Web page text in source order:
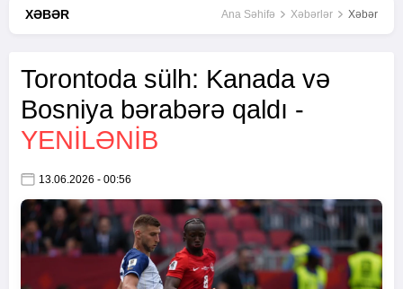
XƏBƏR Ana Səhifə Xəbərlər Xəbər
Torontoda sülh: Kanada və
Bosniya bərabərə qaldı -
YENİLƏNİB
13.06.2026 - 00:56